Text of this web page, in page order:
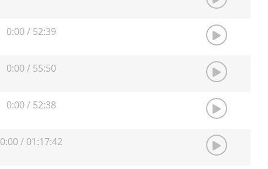
0:00/ 52:39
0:00/ 55:50
0:00/ 52:38
0:00/ 01:17:42